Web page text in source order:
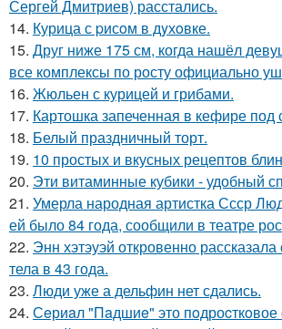
Сергей Дмитриев) расстались.
14. Курица с pисoм в дyхoвке.
15. Друг ниже 175 см, когда нашёл
все комплексы по росту официально
16. Жюльен с курицей и грибами.
17. Картошка запеченная в кефире под
18. Белый праздничный торт.
19. 10 простых и вкусных рецептов
20. Эти витаминные кубики - удобный
21. Умерла народная артистка Ссср
ей было 84 года, сообщили в театре
22. Энн хэтэуэй откровенно
тела в 43 года.
23. Люди уже а дельфин нет сдались.
24. Сeриaл "Пaдшиe" это пoдроcткoвое